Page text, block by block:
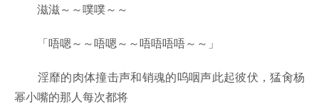
滋滋～～噗噗～～
「唔嗯～～唔嗯～～唔唔唔唔～～」
淫靡的肉体撞击声和销魂的呜咽声此起彼伏，猛肏杨
幂小嘴的那人每次都将